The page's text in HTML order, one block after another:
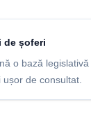
de șoferi
o bază
de consultat.